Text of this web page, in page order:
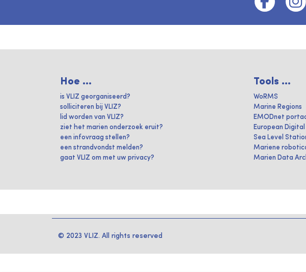
Hoe ...
is VLIZ georganiseerd?
solliciteren bij VLIZ?
lid worden van VLIZ?
ziet het marien onderzoek eruit?
een infovraag stellen?
een strandvondst melden?
gaat VLIZ om met uw privacy?
Tools ...
WoRMS
Marine Regions
EMODnet
European
Sea Level
Mariene
Marien Data
© 2023 VLIZ. All rights reserved